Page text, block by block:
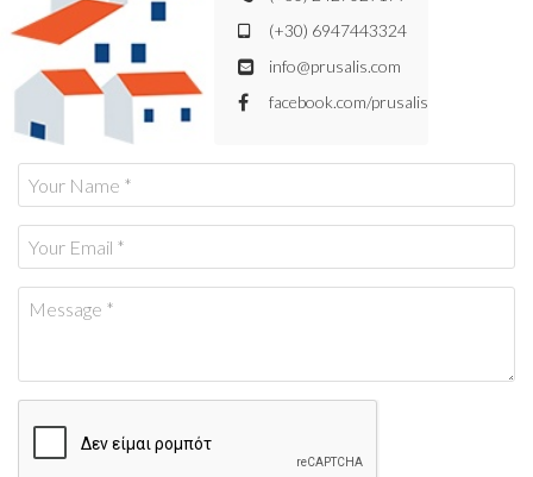
(+30) 6947443324
info@prusalis.com
facebook.com/prusalis